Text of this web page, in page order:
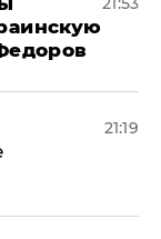
21:19